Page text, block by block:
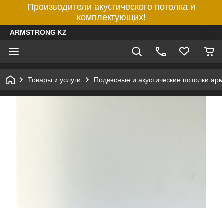
Производители акустического потолка и
комплектующих!
ARMSTRONG KZ
Товары и услуги Подвесные и акустические потолки